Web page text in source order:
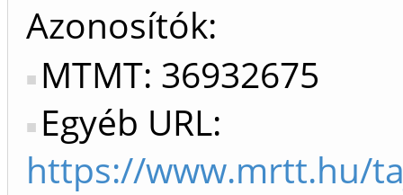
Azonosítók
MTMT: 36932675
Egyéb URL:
https://www.mrtt.hu/